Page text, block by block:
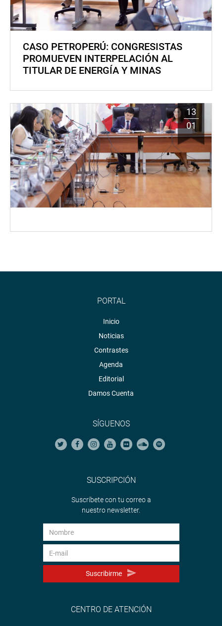
CASO PETROPERÚ: CONGRESISTAS
PROMUEVEN INTERPELACIÓN AL
TITULAR DE ENERGÍA Y MINAS
13
01
PORTAL
Inicio
Noticias
Contrastes
Agenda
Editorial
Damos Cuenta
SÍGUENOS
SUSCRIPCIÓN
Suscríbete con tu correo a
nuestro newsletter.
Suscribirme
CENTRO DE ATENCIÓN